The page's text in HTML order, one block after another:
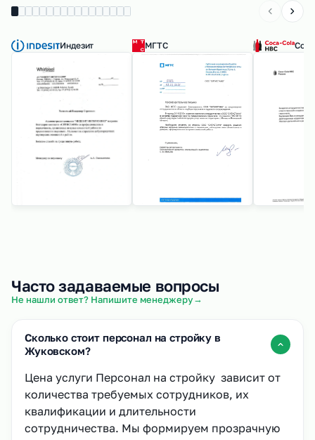
Индезит МГТС
Часто задаваемые вопросы
Не нашли ответ? Напишите менеджеру→
Сколько стоит персонал на стройку в
Жуковском?
Цена услуги Персонал на стройку зависит от
количества требуемых сотрудников, их
квалификации и длительности
сотрудничества. Мы формируем прозрачную